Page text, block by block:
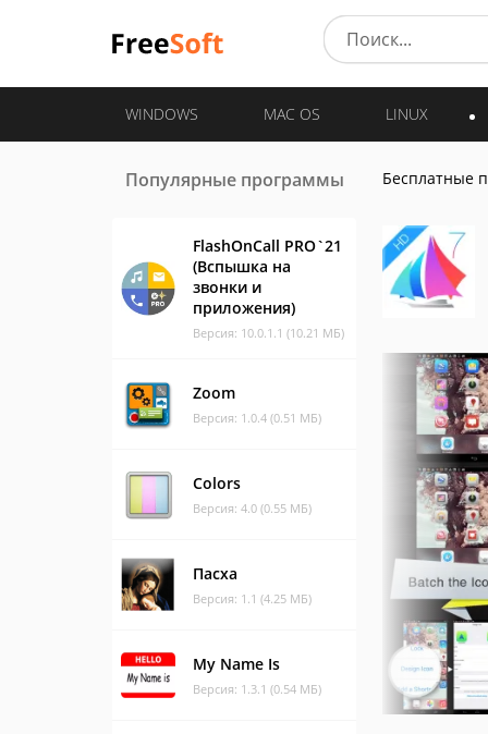
WINDOWS MAC OS LINUX
Популярные программы
FlashOnCall PRO`21
(Вспышка на
звонки и
приложения)
Версия: 10.0.1.1 (10.21 МБ)
Zoom
Версия: 1.0.4 (0.51 МБ)
Colors
Версия: 4.0 (0.55 МБ)
Пасха
Версия: 1.1 (4.25 МБ)
My Name Is
Версия: 1.3.1 (0.54 МБ)
Бесплатные